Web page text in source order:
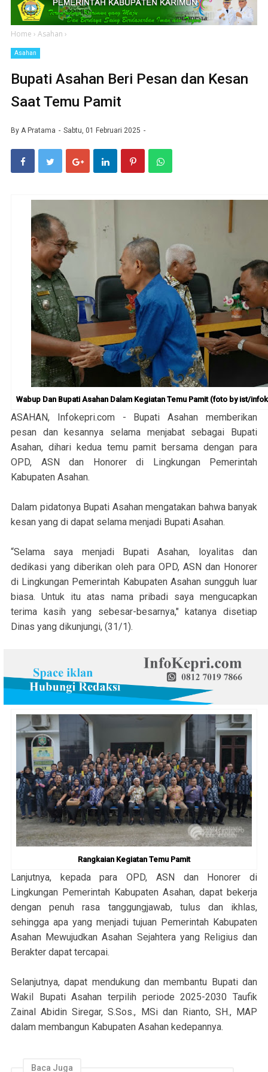
Home › Asahan ›
Asahan
Bupati Asahan Beri Pesan dan Kesan
Saat Temu Pamit
By A Pratama Sabtu, 01 Februari 2025
Wabup Dan Bupati Asahan Dalam Kegiatan Temu Pamit (foto by ist/
ASAHAN, Infokepri.com - Bupati Asahan memberikan
pesan dan kesannya selama menjabat sebagai Bupati
Asahan, dihari kedua temu pamit bersama dengan para
OPD, ASN dan Honorer di Lingkungan Pemerintah
Kabupaten Asahan.
Dalam pidatonya Bupati Asahan mengatakan bahwa banyak
kesan yang di dapat selama menjadi Bupati Asahan.
“Selama saya menjadi Bupati Asahan, loyalitas dan
dedikasi yang diberikan oleh para OPD, ASN dan Honorer
di Lingkungan Pemerintah Kabupaten Asahan sungguh luar
biasa. Untuk itu atas nama pribadi saya mengucapkan
terima kasih yang sebesar-besarnya," katanya disetiap
Dinas yang dikunjungi, (31/1).
Rangkaian Kegiatan Temu Pamit
Lanjutnya, kepada para OPD, ASN dan Honorer di
Lingkungan Pemerintah Kabupaten Asahan, dapat bekerja
dengan penuh rasa tanggungjawab, tulus dan ikhlas,
sehingga apa yang menjadi tujuan Pemerintah Kabupaten
Asahan Mewujudkan Asahan Sejahtera yang Religius dan
Berakter dapat tercapai.
Selanjutnya, dapat mendukung dan membantu Bupati dan
Wakil Bupati Asahan terpilih periode 2025-2030 Taufik
Zainal Abidin Siregar, S.Sos., MSi dan Rianto, SH., MAP
dalam membangun Kabupaten Asahan kedepannya.
Baca Juga